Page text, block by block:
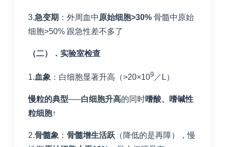
3.急变期 ：外周血中 原始细胞>30% 骨髓中原始
细胞>50% 跟急性差不多了
（二）．实验室检查
1.血象 ：白细胞显著升高（>20×109 ／L）
慢粒的典型—–白细胞升高的同时嗜酸、嗜碱性
粒细胞↑
2.骨髓象 ： 骨髓增生活跃 （降低的是再障），慢